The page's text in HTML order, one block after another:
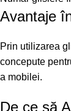
Avantaje
Prin utilizarea
concepute
a mobilei.
De ce să